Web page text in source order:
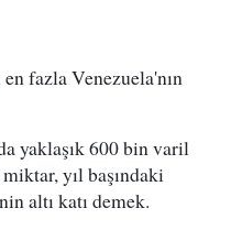
fazla Venezuela'nın
yaklaşık 600 bin varil
yıl başındaki
altı katı demek.